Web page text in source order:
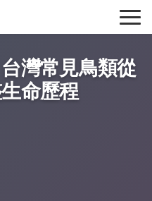
灣常見鳥類從
命歷程